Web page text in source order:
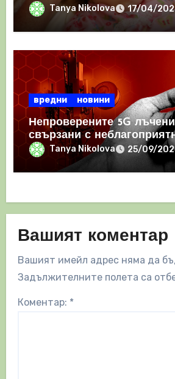
проблеми със съня
Tanya Nikolova 17/04/
вредни новини
Непроверените 5G
свързани с
върху здравето,
британски изследователи
Tanya Nikolova 25/09/
Вашият коментар
Вашият имейл адрес няма да
Задължителните полета са
Коментар: *